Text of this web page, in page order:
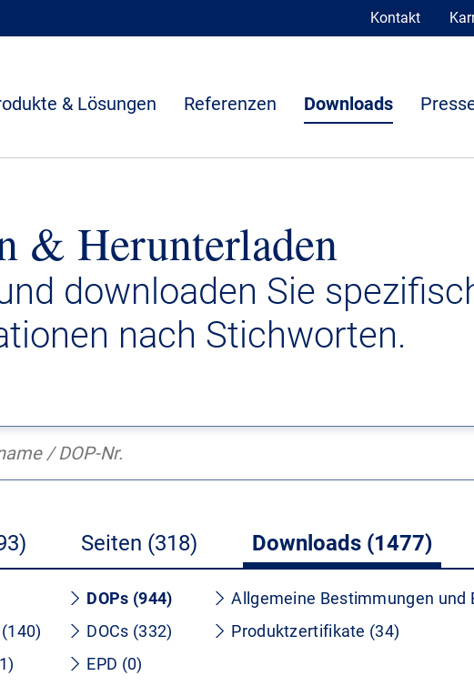
Kontakt
& Lösungen Referenzen Downloads
& Herunterladen
downloaden Sie
nach Stichworten.
Seiten (318) Downloads (1477)
DOPs (944)
DOCs (332)
EPD (0)
Allgemeine Bestimmungen und
Produktzertifikate (34)